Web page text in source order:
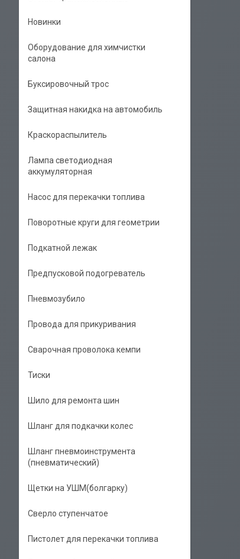
Новинки
Оборудование для химчистки
салона
Буксировочный трос
Защитная накидка на автомобиль
Краскораспылитель
Лампа светодиодная
аккумуляторная
Насос для перекачки топлива
Поворотные круги для геометрии
Подкатной лежак
Предпусковой подогреватель
Пневмозубило
Провода для прикуривания
Сварочная проволока кемпи
Тиски
Шило для ремонта шин
Шланг для подкачки колес
Шланг пневмоинструмента
(пневматический)
Щетки на УШМ(болгарку)
Сверло ступенчатое
Пистолет для перекачки топлива